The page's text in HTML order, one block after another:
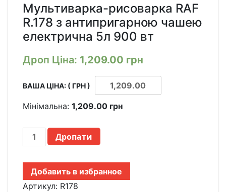
Мультиварка-рисоварка RAF
R.178 з антипригарною чашею
електрична 5л 900 вт
Дроп Ціна: 1,209.00 грн
ВАША ЦІНА: ( ГРН )
Мінімальна: 1,209.00 грн
МУЛЬТИВАРКА-
РИСОВАРКА
R.178
АНТИПРИГАРНОЙ
Дропати
Добавить в избранное
Артикул: R178